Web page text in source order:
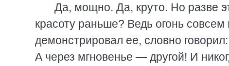
Да, мощно. Да, круто. Но разве
красоту раньше? Ведь огонь
демонстрировал ее, словно
А через мгновенье — другой! И